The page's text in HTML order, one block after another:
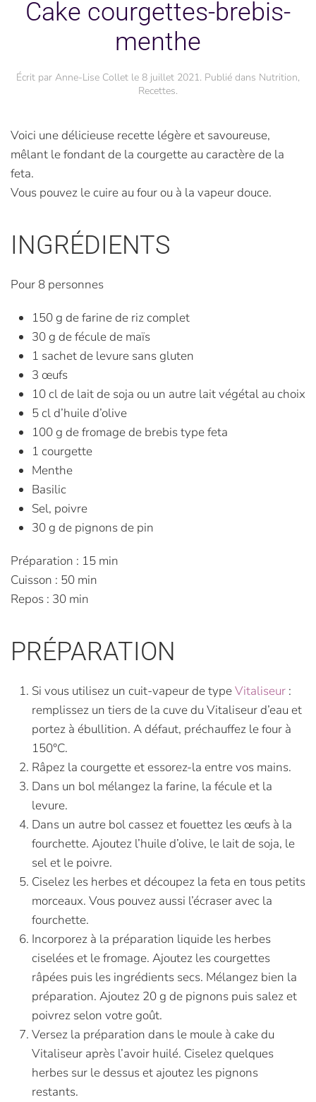
Cake courgettes-brebis-
menthe
Écrit par Anne-Lise Collet le 8 juillet 2021. Publié dans Nutrition,
Recettes.
Voici une délicieuse recette légère et savoureuse,
mêlant le fondant de la courgette au caractère de la
feta.
Vous pouvez le cuire au four ou à la vapeur douce.
INGRÉDIENTS
Pour 8 personnes
150 g de farine de riz complet
30 g de fécule de maïs
1 sachet de levure sans gluten
3 œufs
10 cl de lait de soja ou un autre lait végétal au choix
5 cl d’huile d’olive
100 g de fromage de brebis type feta
1 courgette
Menthe
Basilic
Sel, poivre
30 g de pignons de pin
Préparation : 15 min
Cuisson : 50 min
Repos : 30 min
PRÉPARATION
Si vous utilisez un cuit-vapeur de typeVitaliseur :
remplissez un tiers de la cuve du Vitaliseur d’eau et
portez à ébullition. A défaut, préchauffez le four à
150°C.
Râpez la courgette et essorez-la entre vos mains.
Dans un bol mélangez la farine, la fécule et la
levure.
Dans un autre bol cassez et fouettez les œufs à la
fourchette. Ajoutez l’huile d’olive, le lait de soja, le
sel et le poivre.
Ciselez les herbes et découpez la feta en tous petits
morceaux. Vous pouvez aussi l’écraser avec la
fourchette.
Incorporez à la préparation liquide les herbes
ciselées et le fromage. Ajoutez les courgettes
râpées puis les ingrédients secs. Mélangez bien la
préparation. Ajoutez 20 g de pignons puis salez et
poivrez selon votre goût.
Versez la préparation dans le moule à cake du
Vitaliseur après l’avoir huilé. Ciselez quelques
herbes sur le dessus et ajoutez les pignons
restants.